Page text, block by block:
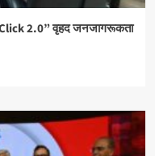
Click 2.0” वृहद जनजागरूकता